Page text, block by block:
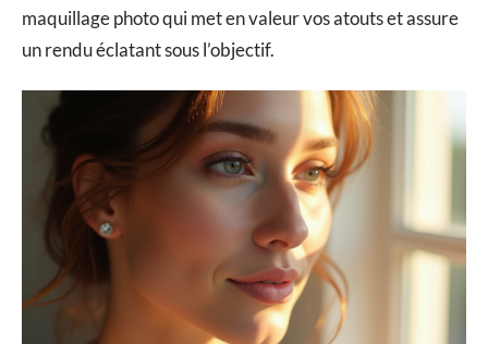
maquillage photo qui met en valeur vos atouts et assure
un rendu éclatant sous l’objectif.